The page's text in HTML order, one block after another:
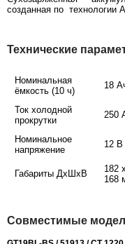
созданная по технологии
Технические
Номинальная
ёмкость (10 ч)
18
Ток холодной
прокрутки
250
Номинальное
напряжение
12 В
Габариты ДхШхВ
182
168
Совместимые